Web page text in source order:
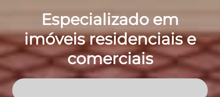
Especializado em
imóveis residenciais e
comerciais